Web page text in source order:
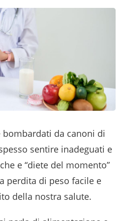
da canoni di
sentire inadeguati e
e “diete del momento”
perdita di peso facile e
della nostra salute.